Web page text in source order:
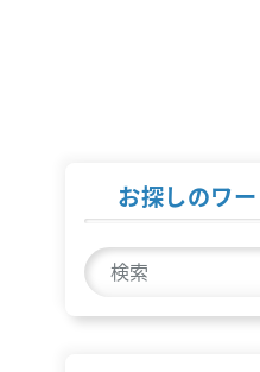
お探しのワ
検
索